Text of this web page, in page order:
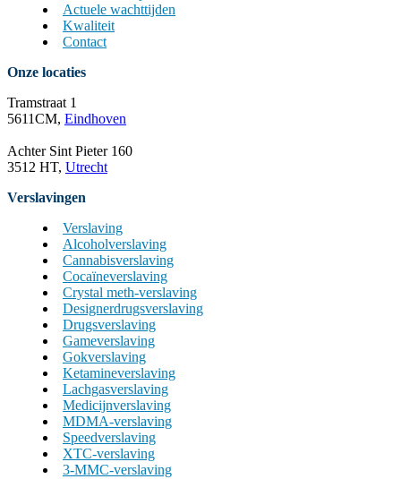
Actuele wachttijden
Kwaliteit
Contact
Onze locaties
Tramstraat 1
5611CM, Eindhoven
Achter Sint Pieter 160
3512 HT, Utrecht
Verslavingen
Verslaving
Alcoholverslaving
Cannabisverslaving
Cocaïneverslaving
Crystal meth-verslaving
Designerdrugsverslaving
Drugsverslaving
Gameverslaving
Gokverslaving
Ketamineverslaving
Lachgasverslaving
Medicijnverslaving
MDMA-verslaving
Speedverslaving
XTC-verslaving
3-MMC-verslaving